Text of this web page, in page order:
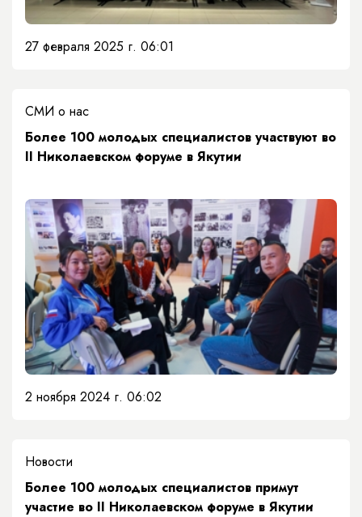
27 февраля 2025 г. 06:01
СМИ о нас
Более 100 молодых специалистов участвуют во
II Николаевском форуме в Якутии
2 ноября 2024 г. 06:02
Новости
Более 100 молодых специалистов примут
участие во II Николаевском форуме в Якутии